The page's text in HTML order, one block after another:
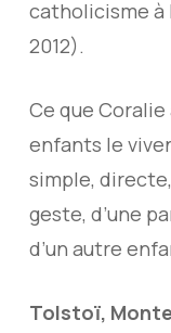
catholicisme à
2012).
Ce que
enfants le
simple,
geste, d’une
d’un autre
Tolstoï,